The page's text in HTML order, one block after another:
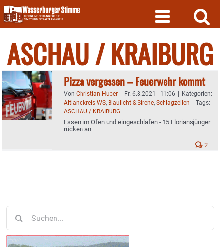
Skip
to
content
ASCHAU / KRAIBURG
Pizza vergessen – Feuerwehr kommt
Von Christian Huber | Fr. 6.8.2021 - 11:06 | Kategorien:
Altlandkreis WS, Blaulicht & Sirene, Schlagzeilen | Tags:
ASCHAU / KRAIBURG
Essen im Ofen und eingeschlafen - 15 Floriansjünger
rücken an
2
nach: